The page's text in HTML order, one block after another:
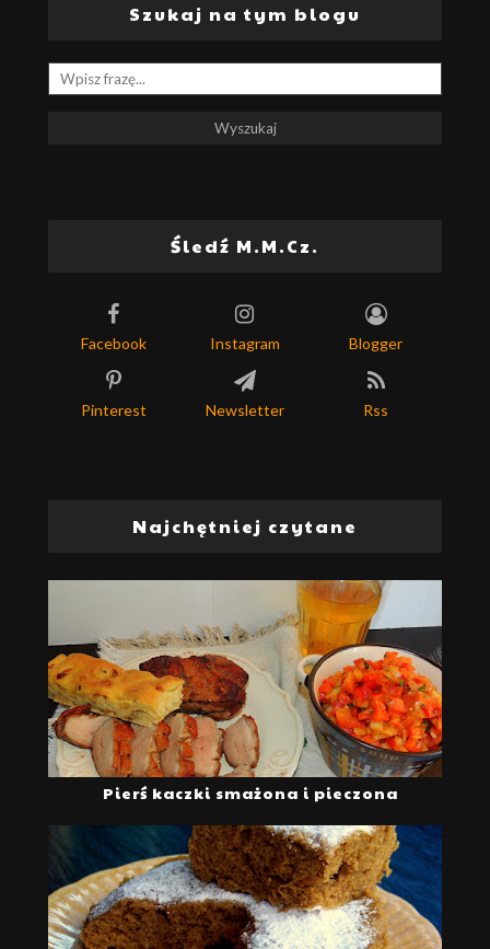
Szukaj na tym blogu
Śledź M.M.Cz.
Facebook Instagram Blogger
Pinterest Newsletter Rss
Najchętniej czytane
Pierś kaczki smażona i pieczona